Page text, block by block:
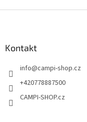
Kontakt
info@campi-shop.cz
+420778887500
CAMPI-SHOP.cz